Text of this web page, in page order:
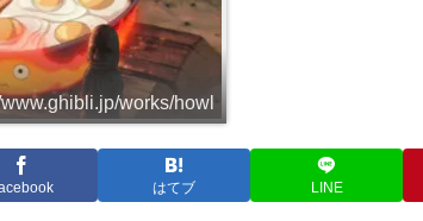
works/howl
はてブ LINE